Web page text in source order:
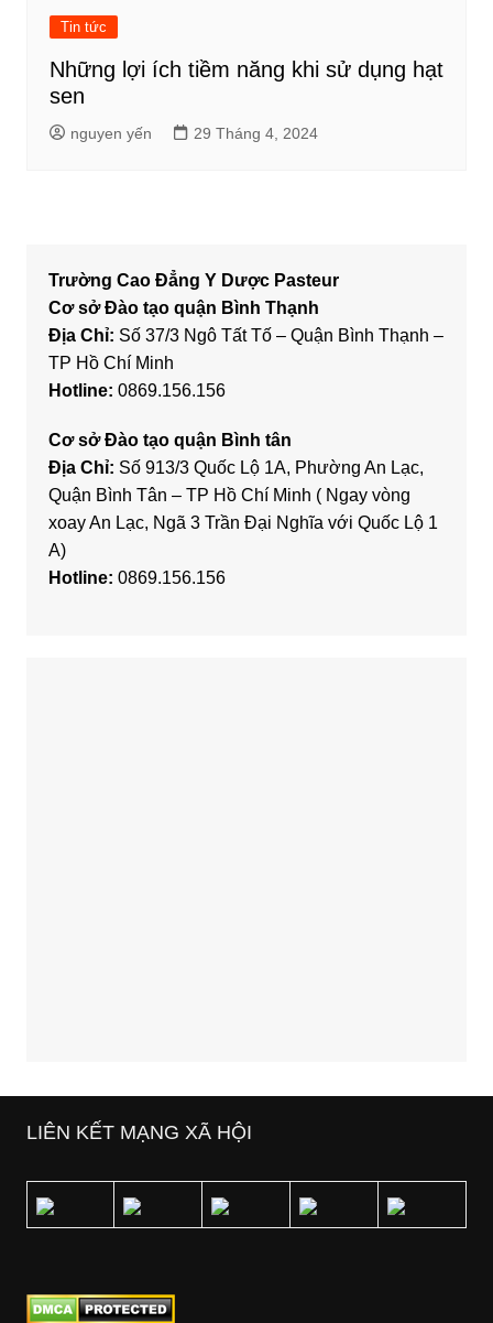
Tin tức
Những lợi ích tiềm năng khi sử dụng hạt
sen
nguyen yến 29 Tháng 4, 2024
Trường Cao Đẳng Y Dược Pasteur
Cơ sở Đào tạo quận Bình Thạnh
Địa Chỉ: Số 37/3 Ngô Tất Tố – Quận Bình Thạnh –
TP Hồ Chí Minh
Hotline: 0869.156.156
Cơ sở Đào tạo quận Bình tân
Địa Chỉ: Số 913/3 Quốc Lộ 1A, Phường An Lạc,
Quận Bình Tân – TP Hồ Chí Minh ( Ngay vòng
xoay An Lạc, Ngã 3 Trần Đại Nghĩa với Quốc Lộ 1
A)
Hotline: 0869.156.156
LIÊN KẾT MẠNG XÃ HỘI